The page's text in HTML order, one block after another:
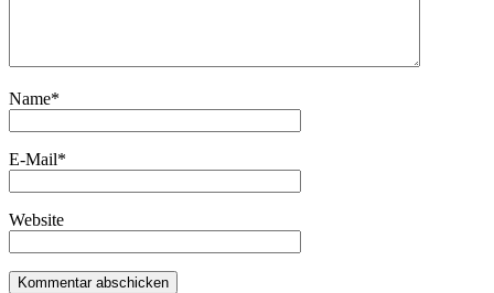
Name*
E-Mail*
Website